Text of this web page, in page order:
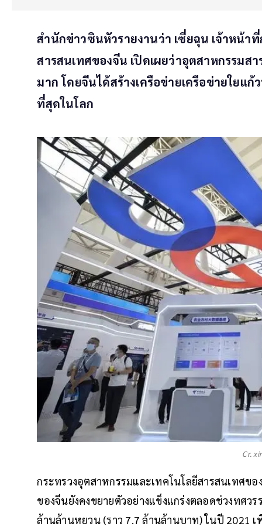
สำนักข่าวซินหัวรายงานว่า เซี่ยฉุน เจ้าหน้า
สารสนเทศของจีน เปิดเผยว่าอุตสาหกรรมส
มาก โดยจีนได้สร้างเครือข่ายเครือข่ายใยแ
ที่สุดในโลก
Cr.
กระทรวงอุตสาหกรรมและเทคโนโลยีสารสนเทศข
ของจีนยังคงขยายตัวอย่างแข็งแกร่งตลอดช่วงทศว
ล้านล้านหยวน (ราว 7.7 ล้านล้านบาท) ในปี 2021